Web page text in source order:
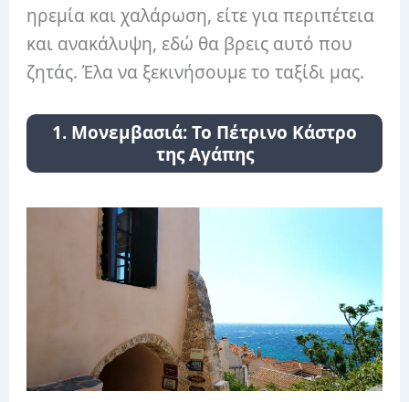
ηρεμία και χαλάρωση, είτε για περιπέτεια
και ανακάλυψη, εδώ θα βρεις αυτό που
ζητάς. Έλα να ξεκινήσουμε το ταξίδι μας.
1. Μονεμβασιά: Το Πέτρινο Κάστρο
της Αγάπης